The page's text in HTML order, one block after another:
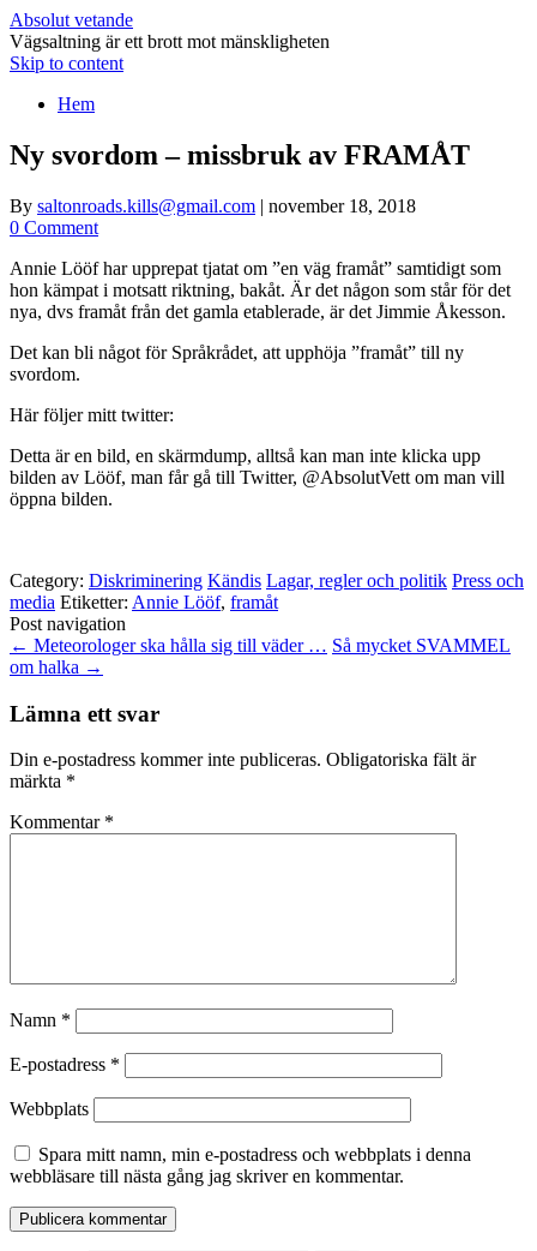
Absolut vetande
Vägsaltning är ett brott mot mänskligheten
Skip to content
Hem
Ny svordom – missbruk av FRAMÅT
By saltonroads.kills@gmail.com | november 18, 2018
0 Comment
Annie Lööf har upprepat tjatat om ”en väg framåt” samtidigt som
hon kämpat i motsatt riktning, bakåt. Är det någon som står för det
nya, dvs framåt från det gamla etablerade, är det Jimmie Åkesson.
Det kan bli något för Språkrådet, att upphöja ”framåt” till ny
svordom.
Här följer mitt twitter:
Detta är en bild, en skärmdump, alltså kan man inte klicka upp
bilden av Lööf, man får gå till Twitter, @AbsolutVett om man vill
öppna bilden.
Category: Diskriminering Kändis Lagar, regler och politik Press och
media Etiketter: Annie Lööf, framåt
Post navigation
← Meteorologer ska hålla sig till väder … Så mycket SVAMMEL
om halka →
Lämna ett svar
Din e-postadress kommer inte publiceras. Obligatoriska fält är
märkta *
Kommentar *
Namn *
E-postadress *
Webbplats
Spara mitt namn, min e-postadress och webbplats i denna
webbläsare till nästa gång jag skriver en kommentar.